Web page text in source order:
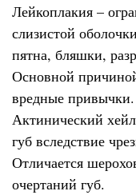
Лейкоплакия –
слизистой
пятна, бляшки,
Основной
вредные привычки.
Актинический
губ вследствие
Отличается
очертаний губ.